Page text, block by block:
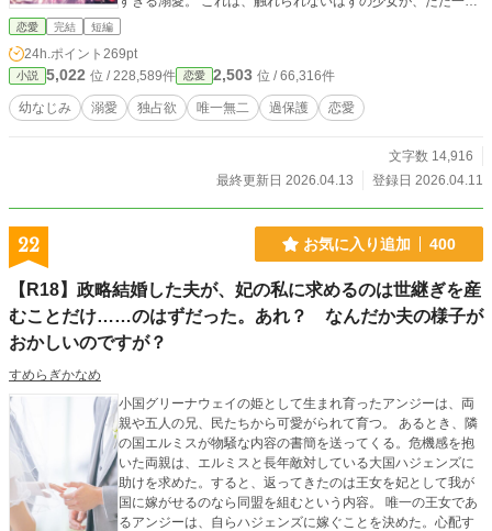
にだけすべてを許していく物語。
恋愛 完結 短編
24h.ポイント 269pt
小説 5,022 位 / 228,589件 恋愛 2,503 位 / 66,316件
幼なじみ 溺愛 独占欲 唯一無二 過保護 恋愛
文字数 14,916
最終更新日 2026.04.13
登録日 2026.04.11
22 お気に入り追加 400
【R18】政略結婚した夫が、妃の私に求めるのは世継ぎを産
むことだけ……のはずだった。あれ？ なんだか夫の様子が
おかしいのですが？
すめらぎかなめ
小国グリーナウェイの姫として生まれ育ったアンジーは、両
親や五人の兄、民たちから可愛がられて育つ。 あるとき、隣
の国エルミスが物騒な内容の書簡を送ってくる。危機感を抱
いた両親は、エルミスと長年敵対している大国ハジェンズに
助けを求めた。すると、返ってきたのは王女を妃として我が
国に嫁がせるのなら同盟を組むという内容。 唯一の王女であ
るアンジーは、自らハジェンズに嫁ぐことを決めた。心配す